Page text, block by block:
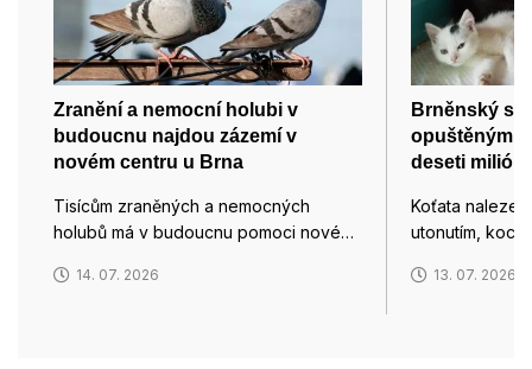
Zranění a nemocní holubi v
budoucnu najdou zázemí v
novém centru u Brna
Tisícům zraněných a nemocných
holubů má v budoucnu pomoci nové…
14. 07. 2026
Brněnský
opuštěným
deseti
Koťata
utonutím,
13. 07. 2026